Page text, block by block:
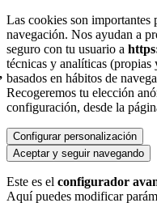
Las cookies son
navegación. Nos ayudan a
seguro con tu usuario a
técnicas y analíticas (propias
basados en hábitos de
Recogeremos tu elección
configuración, desde la
Configurar personalización
Aceptar y seguir navegando
Este es el configurador
Aquí puedes modificar